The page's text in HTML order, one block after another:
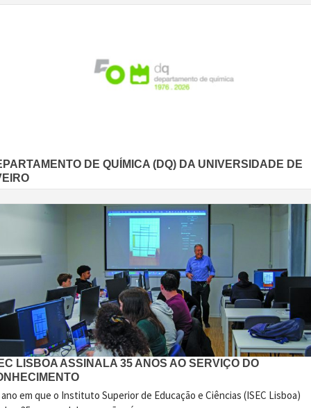
DE QUÍMICA (DQ) DA UNIVERSIDADE DE
LISBOA ASSINALA 35 ANOS AO SERVIÇO DO
em que o Instituto Superior de Educação e Ciências (ISEC Lisboa)